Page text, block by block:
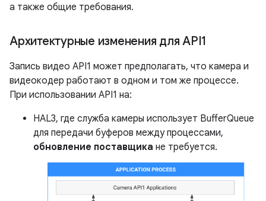
а также общие требования.
Архитектурные изменения для API1
Запись видео API1 может предполагать, что камера и
видеокодер работают в одном и том же процессе.
При использовании API1 на:
HAL3, где служба камеры использует BufferQueue
для передачи буферов между процессами,
обновление поставщика не требуется.